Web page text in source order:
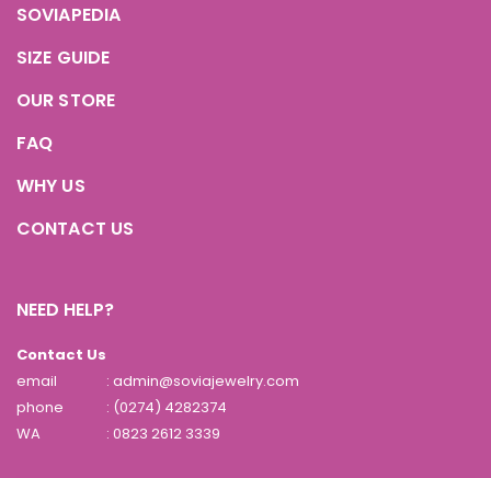
SOVIAPEDIA
SIZE GUIDE
OUR STORE
FAQ
WHY US
CONTACT US
NEED HELP?
Contact Us
email
: admin@soviajewelry.com
phone
: (0274) 4282374
WA
: 0823 2612 3339